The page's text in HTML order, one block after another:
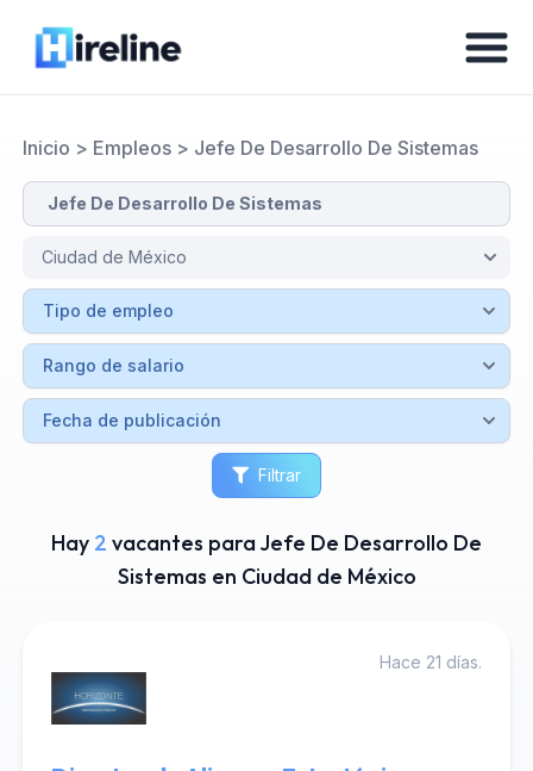
Inicio > Empleos> Jefe De Desarrollo De Sistemas
Filtrar
Hay 2 vacantes para Jefe De Desarrollo De
Sistemas en Ciudad de México
Hace 21 días.